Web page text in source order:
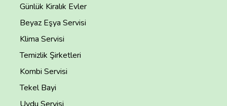
Günlük Kiralık Evler
Beyaz Eşya Servisi
Klima Servisi
Temizlik Şirketleri
Kombi Servisi
Tekel Bayi